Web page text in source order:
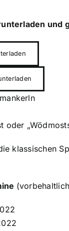
und
oder
klassischen